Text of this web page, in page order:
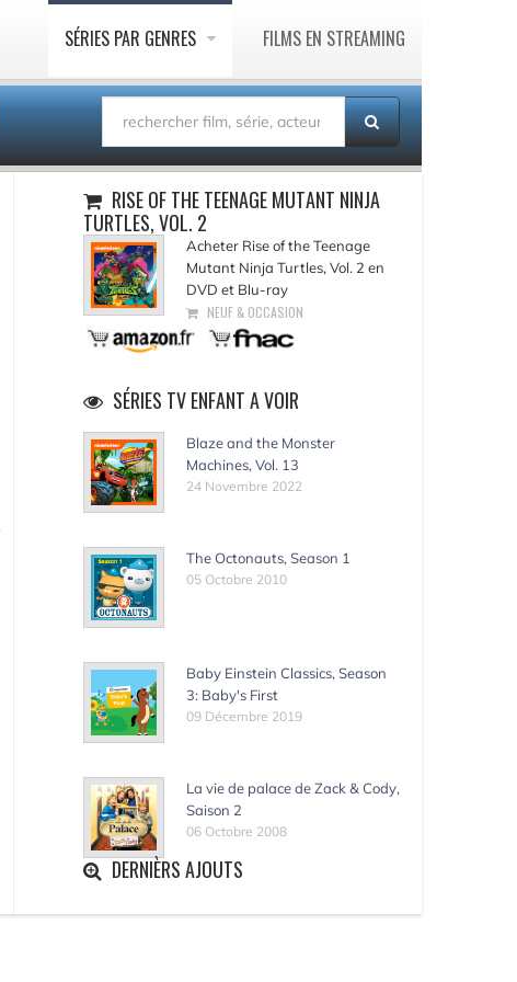
SÉRIES PAR GENRES FILMS EN STREAMING
RISE OF THE TEENAGE MUTANT NINJA
TURTLES, VOL. 2
Acheter Rise of the Teenage
Mutant Ninja Turtles, Vol. 2 en
DVD et Blu-ray
NEUF & OCCASION
SÉRIES TV ENFANT A VOIR
Blaze and the Monster
Machines, Vol. 13
24 Novembre 2022
The Octonauts, Season 1
05 Octobre 2010
Baby Einstein Classics, Season
3: Baby's First
09 Décembre 2019
La vie de palace de Zack & Cody,
Saison 2
06 Octobre 2008
DERNIÈRS AJOUTS